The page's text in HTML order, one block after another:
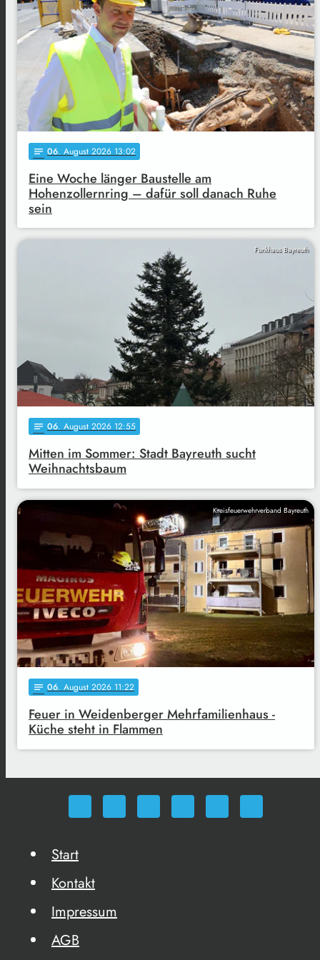
notes 06. August 2026 13:02
Eine Woche länger Baustelle am
Hohenzollernring – dafür soll danach Ruhe
sein
Funkhaus Bayreuth
notes 06. August 2026 12:55
Mitten im Sommer: Stadt Bayreuth sucht
Weihnachtsbaum
Kreisfeuerwehrverband Bayreuth
notes 06. August 2026 11:22
Feuer in Weidenberger Mehrfamilienhaus -
Küche steht in Flammen
Start
Kontakt
Impressum
AGB